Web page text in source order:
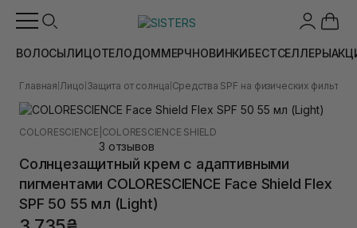
ВОЛОСЫЛИЦОТЕЛОДОММЕРЧНОВИНКИБЕСТСЕЛЛЕРЫ
Главная Лицо Защита от солнца Средства SPF на физических фильтрах
ПОДАРОК
COLORESCIENCE COLORESCIENCE SHIELD
3 отзывов
Солнцезащитный крем с адаптивными
пигментами COLORESCIENCE Face Shield Flex
SPF 50 55 мл (Light)